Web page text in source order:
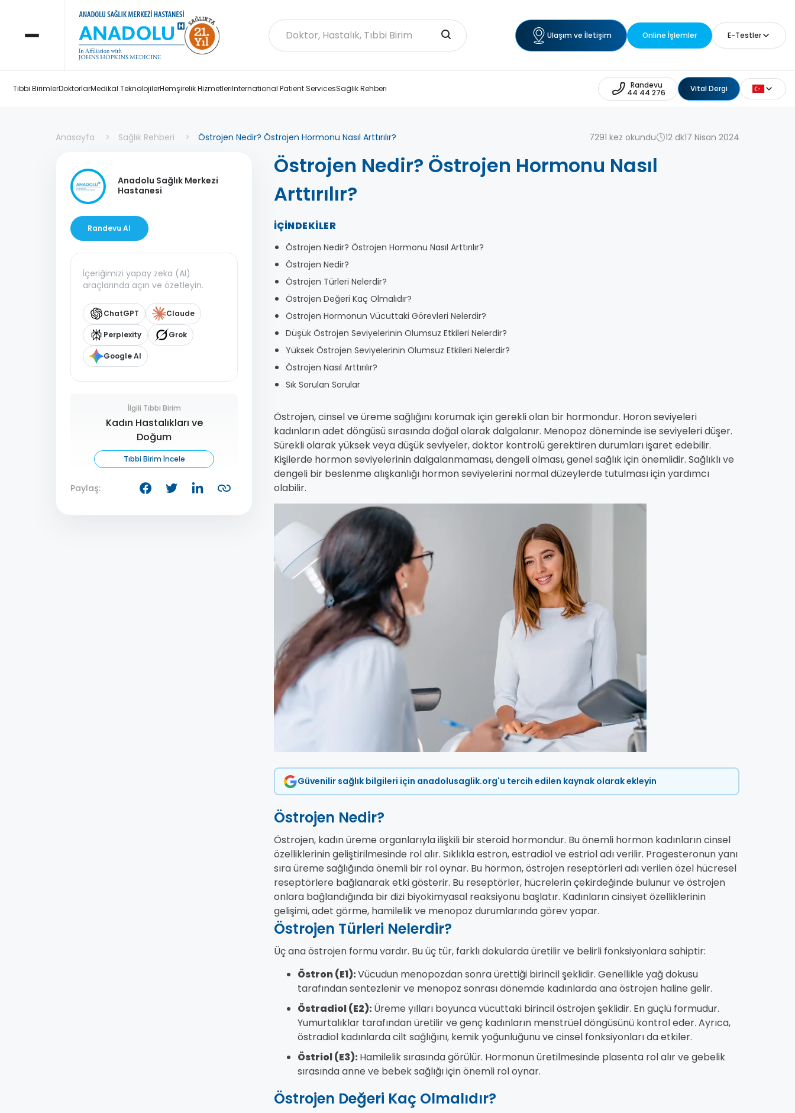
Ulaşım ve İletişim Online İşlemler E-Testler
Tıbbi BirimlerDoktorlarMedikal TeknolojilerHemşirelik HizmetleriInternational Patient ServicesSağlık Rehberi Randevu
44 44 276 Vital Dergi
Anasayfa Sağlık Rehberi Östrojen Nedir? Östrojen Hormonu Nasıl Arttırılır? 7291 kez okundu 12 dk17 Nisan 2024
Anadolu Sağlık Merkezi
Hastanesi
Randevu Al
İçeriğimizi yapay zeka (AI)
araçlarında açın ve özetleyin.
ChatGPT Claude
Perplexity Grok
Google AI
İlgili Tıbbi Birim
Kadın Hastalıkları ve
Doğum
Tıbbi Birim İncele
Paylaş:
Östrojen Nedir? Östrojen Hormonu Nasıl
Arttırılır?
İÇINDEKILER
Östrojen Nedir? Östrojen Hormonu Nasıl Arttırılır?
Östrojen Nedir?
Östrojen Türleri Nelerdir?
Östrojen Değeri Kaç Olmalıdır?
Östrojen Hormonun Vücuttaki Görevleri Nelerdir?
Düşük Östrojen Seviyelerinin Olumsuz Etkileri Nelerdir?
Yüksek Östrojen Seviyelerinin Olumsuz Etkileri Nelerdir?
Östrojen Nasıl Arttırılır?
Sık Sorulan Sorular
Östrojen, cinsel ve üreme sağlığını korumak için gerekli olan bir hormondur. Horon seviyeleri
kadınların adet döngüsü sırasında doğal olarak dalgalanır. Menopoz döneminde ise seviyeleri düşer.
Sürekli olarak yüksek veya düşük seviyeler, doktor kontrolü gerektiren durumları işaret edebilir.
Kişilerde hormon seviyelerinin dalgalanmaması, dengeli olması, genel sağlık için önemlidir. Sağlıklı ve
dengeli bir beslenme alışkanlığı hormon seviyelerini normal düzeylerde tutulması için yardımcı
olabilir.
Güvenilir sağlık bilgileri için anadolusaglik.org'u tercih edilen kaynak olarak ekleyin
Östrojen Nedir?
Östrojen, kadın üreme organlarıyla ilişkili bir steroid hormondur. Bu önemli hormon kadınların cinsel
özelliklerinin geliştirilmesinde rol alır. Sıklıkla estron, estradiol ve estriol adı verilir. Progesteronun yanı
sıra üreme sağlığında önemli bir rol oynar. Bu hormon, östrojen reseptörleri adı verilen özel hücresel
reseptörlere bağlanarak etki gösterir. Bu reseptörler, hücrelerin çekirdeğinde bulunur ve östrojen
onlara bağlandığında bir dizi biyokimyasal reaksiyonu başlatır. Kadınların cinsiyet özelliklerinin
gelişimi, adet görme, hamilelik ve menopoz durumlarında görev yapar.
Östrojen Türleri Nelerdir?
Üç ana östrojen formu vardır. Bu üç tür, farklı dokularda üretilir ve belirli fonksiyonlara sahiptir:
Östron (E1):Vücudun menopozdan sonra ürettiği birincil şeklidir. Genellikle yağ dokusu
tarafından sentezlenir ve menopoz sonrası dönemde kadınlarda ana östrojen haline gelir.
Östradiol (E2):Üreme yılları boyunca vücuttaki birincil östrojen şeklidir. En güçlü formudur.
Yumurtalıklar tarafından üretilir ve genç kadınların menstrüel döngüsünü kontrol eder. Ayrıca,
östradiol kadınlarda cilt sağlığını, kemik yoğunluğunu ve cinsel fonksiyonları da etkiler.
Östriol (E3):Hamilelik sırasında görülür. Hormonun üretilmesinde plasenta rol alır ve gebelik
sırasında anne ve bebek sağlığı için önemli rol oynar.
Östrojen Değeri Kaç Olmalıdır?